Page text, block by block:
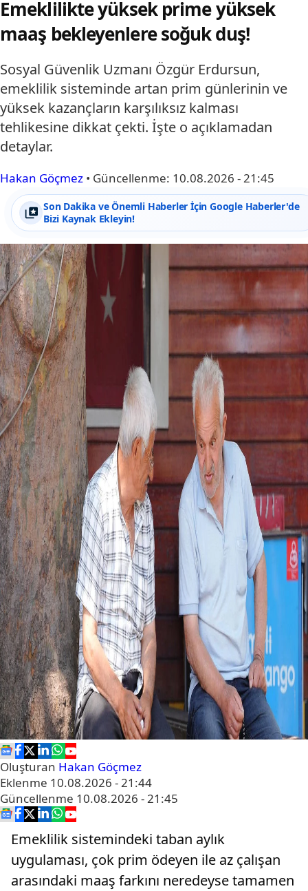
Emeklilikte yüksek prime yüksek
maaş bekleyenlere soğuk duş!
Sosyal Güvenlik Uzmanı Özgür Erdursun,
emeklilik sisteminde artan prim günlerinin ve
yüksek kazançların karşılıksız kalması
tehlikesine dikkat çekti. İşte o açıklamadan
detaylar.
Hakan Göçmez • Güncellenme: 10.08.2026 - 21:45
Son Dakika ve Önemli Haberler İçin Google Haberler'de
Bizi Kaynak Ekleyin!
Oluşturan Hakan Göçmez
Eklenme 10.08.2026 - 21:44
Güncellenme 10.08.2026 - 21:45
Emeklilik sistemindeki taban aylık
uygulaması, çok prim ödeyen ile az çalışan
arasındaki maaş farkını neredeyse tamamen